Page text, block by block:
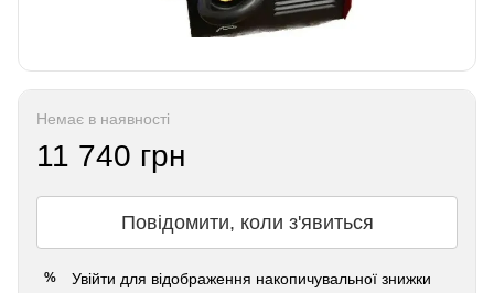
Немає в наявності
11 740 грн
Повідомити, коли з'явиться
% Увійти для відображення накопичувальної знижки